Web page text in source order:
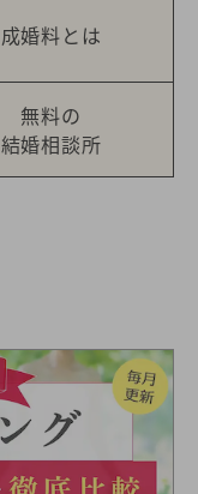
成婚料とは
無料の
結婚相談所